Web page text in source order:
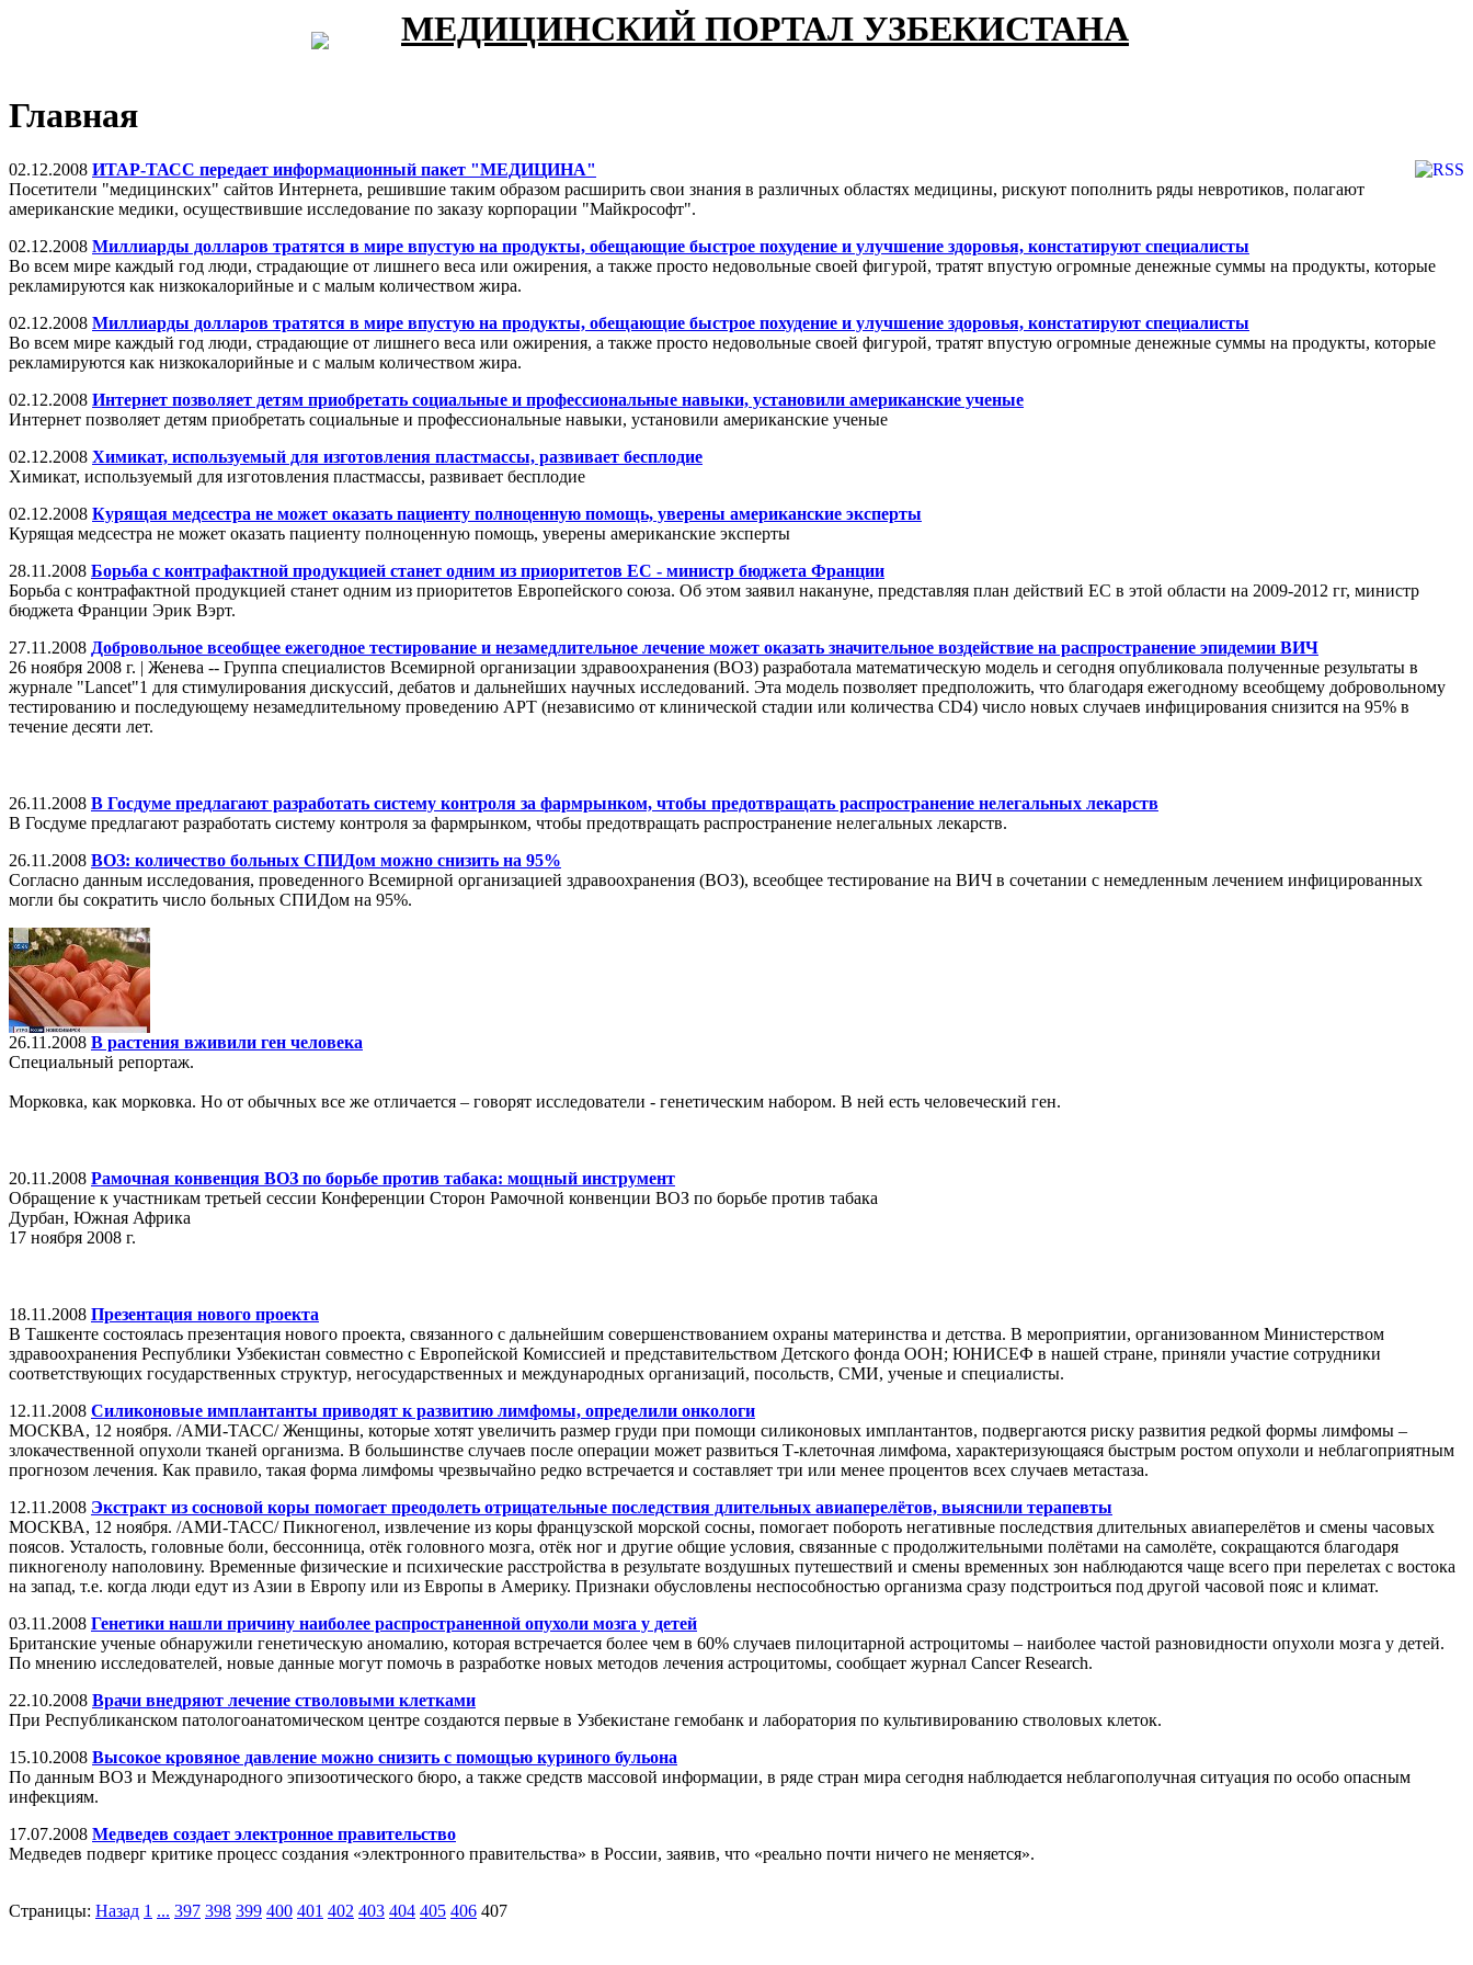
МЕДИЦИНСКИЙ ПОРТАЛ УЗБЕКИСТАНА
Главная
02.12.2008 ИТАР-ТАСС передает информационный пакет "МЕДИЦИНА"
Посетители "медицинских" сайтов Интернета, решившие таким образом расширить свои знания в различных областях медицины, рискуют пополнить ряды невротиков, полагают
американские медики, осуществившие исследование по заказу корпорации "Майкрософт".
02.12.2008 Миллиарды долларов тратятся в мире впустую на продукты, обещающие быстрое похудение и улучшение здоровья, констатируют специалисты
Во всем мире каждый год люди, страдающие от лишнего веса или ожирения, а также просто недовольные своей фигурой, тратят впустую огромные денежные суммы на продукты, которые
рекламируются как низкокалорийные и с малым количеством жира.
02.12.2008 Миллиарды долларов тратятся в мире впустую на продукты, обещающие быстрое похудение и улучшение здоровья, констатируют специалисты
Во всем мире каждый год люди, страдающие от лишнего веса или ожирения, а также просто недовольные своей фигурой, тратят впустую огромные денежные суммы на продукты, которые
рекламируются как низкокалорийные и с малым количеством жира.
02.12.2008 Интернет позволяет детям приобретать социальные и профессиональные навыки, установили американские ученые
Интернет позволяет детям приобретать социальные и профессиональные навыки, установили американские ученые
02.12.2008 Химикат, используемый для изготовления пластмассы, развивает бесплодие
Химикат, используемый для изготовления пластмассы, развивает бесплодие
02.12.2008 Курящая медсестра не может оказать пациенту полноценную помощь, уверены американские эксперты
Курящая медсестра не может оказать пациенту полноценную помощь, уверены американские эксперты
28.11.2008 Борьба с контрафактной продукцией станет одним из приоритетов ЕС - министр бюджета Франции
Борьба с контрафактной продукцией станет одним из приоритетов Европейского союза. Об этом заявил накануне, представляя план действий ЕС в этой области на 2009-2012 гг, министр
бюджета Франции Эрик Вэрт.
27.11.2008 Добровольное всеобщее ежегодное тестирование и незамедлительное лечение может оказать значительное воздействие на распространение эпидемии ВИЧ
26 ноября 2008 г. | Женева -- Группа специалистов Всемирной организации здравоохранения (ВОЗ) разработала математическую модель и сегодня опубликовала полученные результаты в
журнале "Lancet"1 для стимулирования дискуссий, дебатов и дальнейших научных исследований. Эта модель позволяет предположить, что благодаря ежегодному всеобщему добровольному
тестированию и последующему незамедлительному проведению АРТ (независимо от клинической стадии или количества CD4) число новых случаев инфицирования снизится на 95% в
течение десяти лет.
26.11.2008 В Госдуме предлагают разработать систему контроля за фармрынком, чтобы предотвращать распространение нелегальных лекарств
В Госдуме предлагают разработать систему контроля за фармрынком, чтобы предотвращать распространение нелегальных лекарств.
26.11.2008 ВОЗ: количество больных СПИДом можно снизить на 95%
Согласно данным исследования, проведенного Всемирной организацией здравоохранения (ВОЗ), всеобщее тестирование на ВИЧ в сочетании с немедленным лечением инфицированных
могли бы сократить число больных СПИДом на 95%.
26.11.2008 В растения вживили ген человека
Специальный репортаж.
Морковка, как морковка. Но от обычных все же отличается – говорят исследователи - генетическим набором. В ней есть человеческий ген.
20.11.2008 Рамочная конвенция ВОЗ по борьбе против табака: мощный инструмент
Обращение к участникам третьей сессии Конференции Сторон Рамочной конвенции ВОЗ по борьбе против табака
Дурбан, Южная Африка
17 ноября 2008 г.
18.11.2008 Презентация нового проекта
В Ташкенте состоялась презентация нового проекта, связанного с дальнейшим совершенствованием охраны материнства и детства. В мероприятии, организованном Министерством
здравоохранения Республики Узбекистан совместно с Европейской Комиссией и представительством Детского фонда ООН; ЮНИСЕФ в нашей стране, приняли участие сотрудники
соответствующих государственных структур, негосударственных и международных организаций, посольств, СМИ, ученые и специалисты.
12.11.2008 Силиконовые имплантанты приводят к развитию лимфомы, определили онкологи
МОСКВА, 12 ноября. /АМИ-ТАСС/ Женщины, которые хотят увеличить размер груди при помощи силиконовых имплантантов, подвергаются риску развития редкой формы лимфомы –
злокачественной опухоли тканей организма. В большинстве случаев после операции может развиться Т-клеточная лимфома, характеризующаяся быстрым ростом опухоли и неблагоприятным
прогнозом лечения. Как правило, такая форма лимфомы чрезвычайно редко встречается и составляет три или менее процентов всех случаев метастаза.
12.11.2008 Экстракт из сосновой коры помогает преодолеть отрицательные последствия длительных авиаперелётов, выяснили терапевты
МОСКВА, 12 ноября. /АМИ-ТАСС/ Пикногенол, извлечение из коры французской морской сосны, помогает побороть негативные последствия длительных авиаперелётов и смены часовых
поясов. Усталость, головные боли, бессонница, отёк головного мозга, отёк ног и другие общие условия, связанные с продолжительными полётами на самолёте, сокращаются благодаря
пикногенолу наполовину. Временные физические и психические расстройства в результате воздушных путешествий и смены временных зон наблюдаются чаще всего при перелетах с востока
на запад, т.е. когда люди едут из Азии в Европу или из Европы в Америку. Признаки обусловлены неспособностью организма сразу подстроиться под другой часовой пояс и климат.
03.11.2008 Генетики нашли причину наиболее распространенной опухоли мозга у детей
Британские ученые обнаружили генетическую аномалию, которая встречается более чем в 60% случаев пилоцитарной астроцитомы – наиболее частой разновидности опухоли мозга у детей.
По мнению исследователей, новые данные могут помочь в разработке новых методов лечения астроцитомы, сообщает журнал Cancer Research.
22.10.2008 Врачи внедряют лечение стволовыми клетками
При Республиканском патологоанатомическом центре создаются первые в Узбекистане гемобанк и лаборатория по культивированию стволовых клеток.
15.10.2008 Высокое кровяное давление можно снизить с помощью куриного бульона
По данным ВОЗ и Международного эпизоотического бюро, а также средств массовой информации, в ряде стран мира сегодня наблюдается неблагополучная ситуация по особо опасным
инфекциям.
17.07.2008 Медведев создает электронное правительство
Медведев подверг критике процесс создания «электронного правительства» в России, заявив, что «реально почти ничего не меняется».
Страницы: Назад 1 ... 397 398 399 400 401 402 403 404 405 406 407